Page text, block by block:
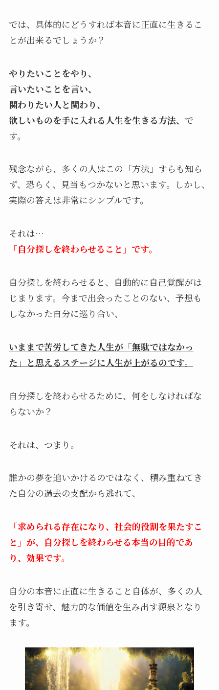
では、具体的にどうすれば本音に正直に生きるこ
とが出来るでしょうか？
やりたいことをやり、
言いたいことを言い、
関わりたい人と関わり、
欲しいものを手に入れる人生を生きる方法、 で
す。
残念ながら、多くの人はこの「方法」すらも知ら
ず、恐らく、見当もつかないと思います。しかし、
実際の答えは非常にシンプルです。
それは…
「自分探しを終わらせること」です。
自分探しを終わらせると、自動的に自己覚醒がは
じまります。今まで出会ったことのない、予想も
しなかった自分に巡り合い、
いままで苦労してきた人生が「無駄ではなかっ
た」と思えるステージに人生が上がるのです。
自分探しを終わらせるために、何をしなければな
らないか？
それは、つまり。
誰かの夢を追いかけるのではなく、積み重ねてき
た自分の過去の支配から逃れて、
「求められる存在になり、社会的役割を果たすこ
と」が、自分探しを終わらせる本当の目的であ
り、効果です。
自分の本音に正直に生きること自体が、多くの人
を引き寄せ、魅力的な価値を生み出す源泉となり
ます。